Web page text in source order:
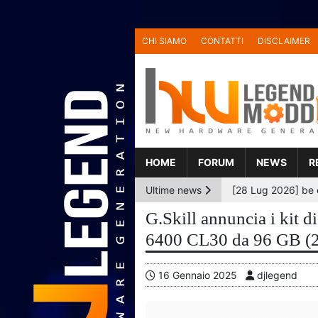
CHI SIAMO CONTATTI DISCLAIMER
HOME FORUM NEWS
Ultime news
G.Skill annuncia i kit di
6400 CL30 da 96 GB
16 Gennaio 2025 djlegend